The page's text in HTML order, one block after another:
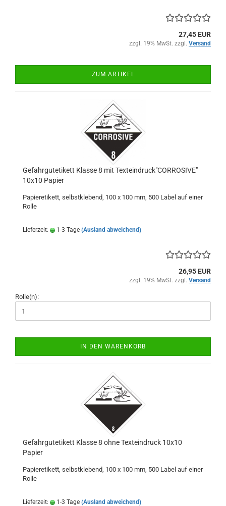
27,45 EUR
zzgl. 19% MwSt. zzgl. Versand
ZUM ARTIKEL
Gefahrgutetikett Klasse 8 mit Texteindruck"CORROSIVE"
10x10 Papier
Papieretikett, selbstklebend, 100 x 100 mm, 500 Label auf einer
Rolle
Lieferzeit: 1-3 Tage (Ausland abweichend)
26,95 EUR
zzgl. 19% MwSt. zzgl. Versand
Rolle(n):
IN DEN WARENKORB
Gefahrgutetikett Klasse 8 ohne Texteindruck 10x10
Papier
Papieretikett, selbstklebend, 100 x 100 mm, 500 Label auf einer
Rolle
Lieferzeit: 1-3 Tage (Ausland abweichend)